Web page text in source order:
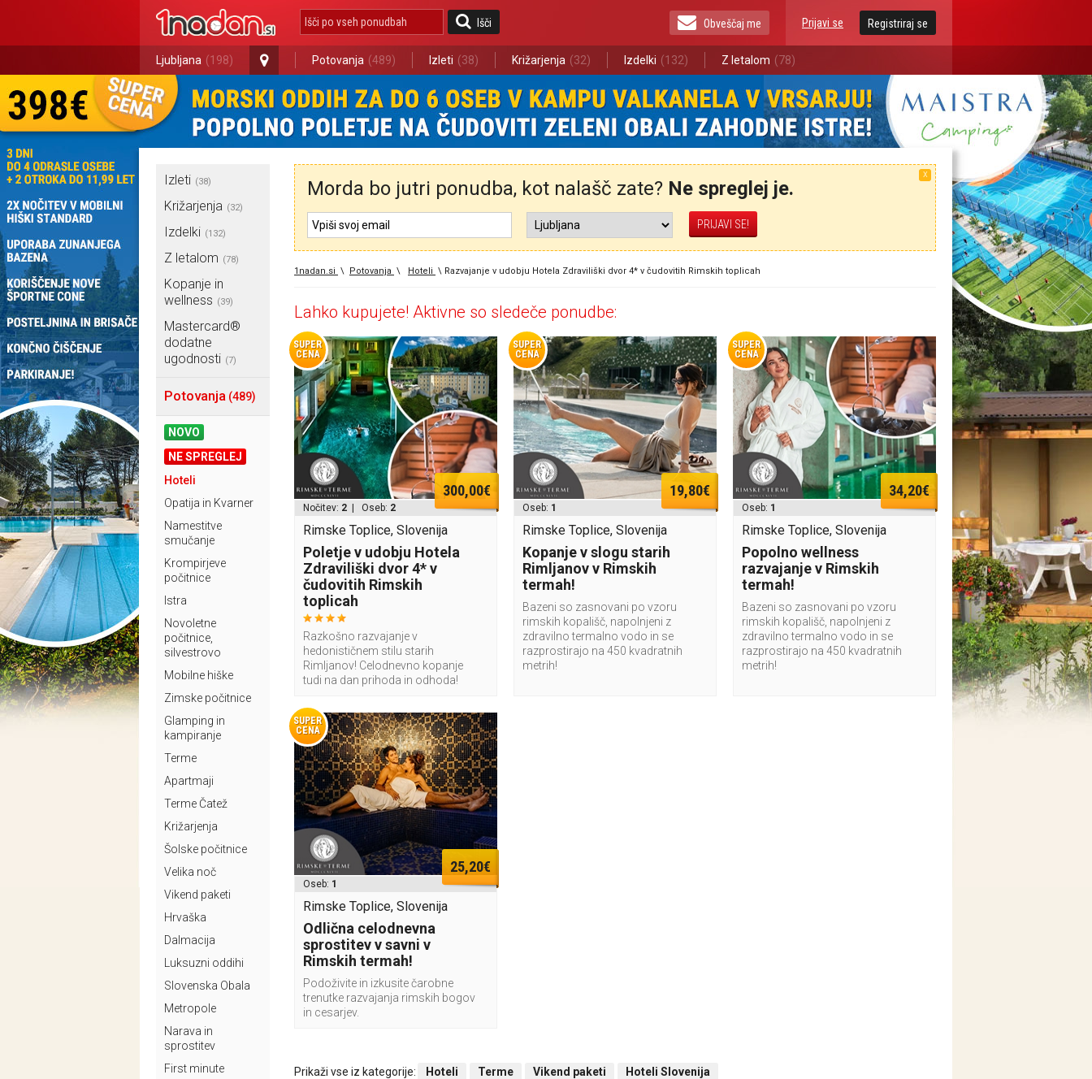
Išči Prijavi se Registriraj se
Obveščaj me
Ljubljana (198) Potovanja (489) Izleti (38) Križarjenja (32) Izdelki (132) Z letalom (78)
Izleti (38)
Križarjenja (32)
Izdelki (132)
Z letalom (78)
Kopanje in
wellness (39)
Mastercard®
dodatne
ugodnosti (7)
Potovanja (489)
NOVO
NE SPREGLEJ
Hoteli
Opatija in Kvarner
Namestitve
smučanje
Krompirjeve
počitnice
Istra
Novoletne
počitnice,
silvestrovo
Mobilne hiške
Zimske počitnice
Glamping in
kampiranje
Terme
Apartmaji
Terme Čatež
Križarjenja
Šolske počitnice
Velika noč
Vikend paketi
Hrvaška
Dalmacija
Luksuzni oddihi
Slovenska Obala
Metropole
Narava in
sprostitev
First minute
X
Morda bo jutri ponudba, kot nalašč zate? Ne spreglej je.
1nadan.si \ Potovanja \ Hoteli \ Razvajanje v udobju Hotela Zdraviliški dvor 4* v čudovitih Rimskih toplicah
Lahko kupujete! Aktivne so sledeče ponudbe:
SUPER
CENA
300,00€
Nočitev: 2 | Oseb: 2
Rimske Toplice, Slovenija
Poletje v udobju Hotela
Zdraviliški dvor 4* v
čudovitih Rimskih
toplicah
Razkošno razvajanje v
hedonističnem stilu starih
Rimljanov! Celodnevno kopanje
tudi na dan prihoda in odhoda!
SUPER
CENA
19,80€
Oseb: 1
Rimske Toplice, Slovenija
Kopanje v slogu starih
Rimljanov v Rimskih
termah!
Bazeni so zasnovani po vzoru
rimskih kopališč, napolnjeni z
zdravilno termalno vodo in se
razprostirajo na 450 kvadratnih
metrih!
SUPER
CENA
34,20€
Oseb: 1
Rimske Toplice, Slovenija
Popolno wellness
razvajanje v Rimskih
termah!
Bazeni so zasnovani po vzoru
rimskih kopališč, napolnjeni z
zdravilno termalno vodo in se
razprostirajo na 450 kvadratnih
metrih!
SUPER
CENA
25,20€
Oseb: 1
Rimske Toplice, Slovenija
Odlična celodnevna
sprostitev v savni v
Rimskih termah!
Podoživite in izkusite čarobne
trenutke razvajanja rimskih bogov
in cesarjev.
Prikaži vse iz kategorije: Hoteli Terme Vikend paketi Hoteli Slovenija